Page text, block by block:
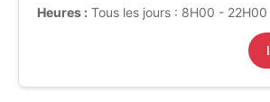
Heures : Tous les jours : 8H00 - 22H00